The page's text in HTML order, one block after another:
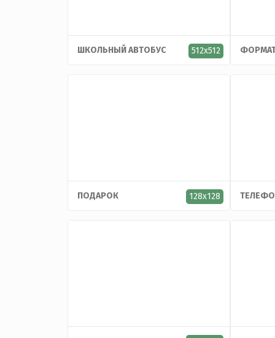
ШКОЛЬНЫЙ АВТОБУС 512x512 ФОРМАТ
ПОДАРОК 128x128